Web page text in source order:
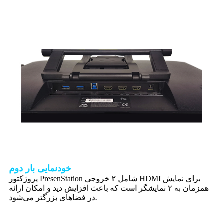
خودنمایی بار دوم
پروژکتور PresenStation شامل ۲ خروجی HDMI برای نمایش
همزمان به ۲ نمایشگر است که باعث افزایش دید و امکان ارائه
در فضاهای بزرگتر می‌شود.